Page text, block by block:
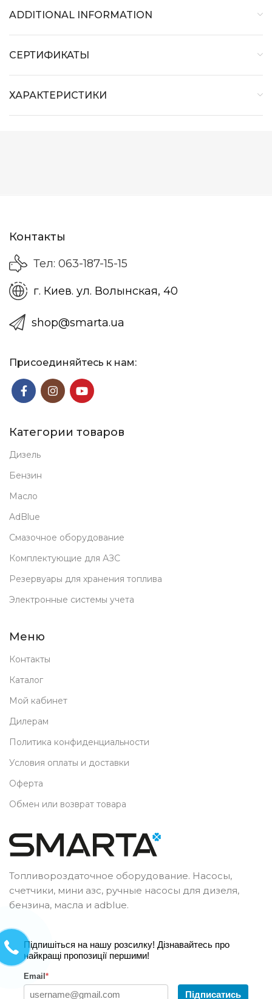
ADDITIONAL INFORMATION
СЕРТИФИКАТЫ
ХАРАКТЕРИСТИКИ
Контакты
Тел: 063-187-15-15
г. Киев. ул. Волынская, 40
shop@smarta.ua
Присоединяйтесь к нам:
Категории товаров
Дизель
Бензин
Масло
AdBlue
Смазочное оборудование
Комплектующие для АЗС
Резервуары для хранения топлива
Электронные системы учета
Меню
Контакты
Каталог
Мой кабинет
Дилерам
Политика конфиденциальности
Условия оплаты и доставки
Оферта
Обмен или возврат товара
Топливороздаточное оборудование. Насосы,
счетчики, мини азс, ручные насосы для дизеля,
бензина, масла и adblue.
Підпишіться на нашу розсилку! Дізнавайтесь про
найкращі пропозиції першими!
Email *
Підписатись